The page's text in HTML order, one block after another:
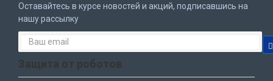
Оставайтесь в курсе новостей и акций, подписавшись на
нашу рассылку
Защита от роботов